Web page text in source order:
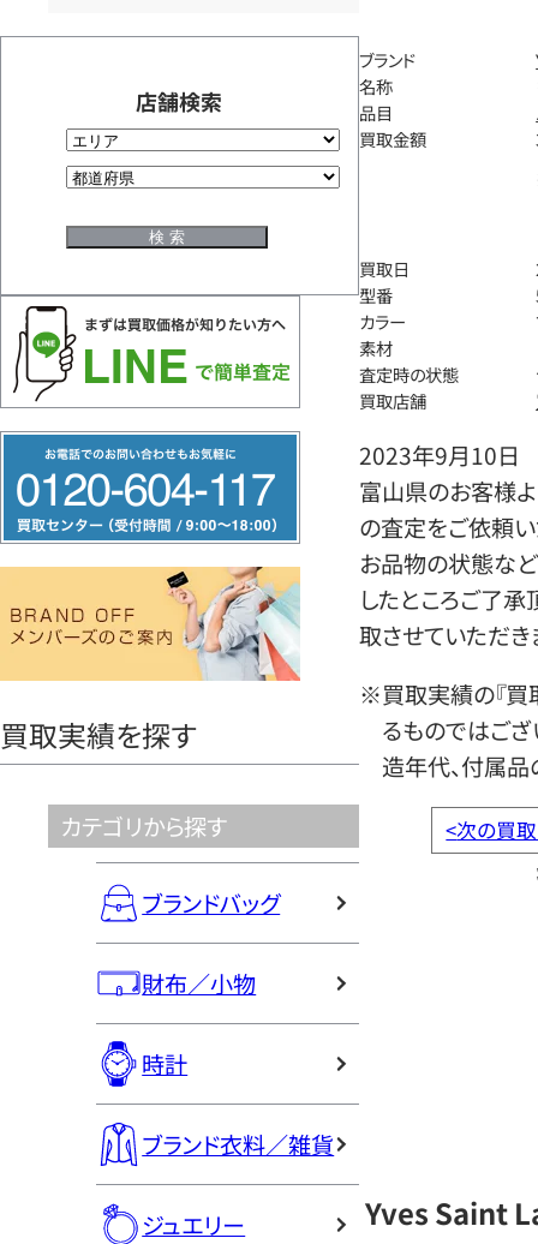
店舗検索
リ
ー
ヤ
買取実績を探す
カテゴリから探す
ブランドバッグ
財布／小物
時計
ブランド衣料／雑貨
ジュエリー
ブランド
名称
品目
買取金額
買取日
型番
カラー
素材
査定時の状態
買取店舗
2023年9月10日
富山県のお客様よ
の査定をご依頼い
お品物の状態など
したところご了
取させていただき
※買取実績の『買
るものではござ
造年代、付属品
<次の買
Yves Saint